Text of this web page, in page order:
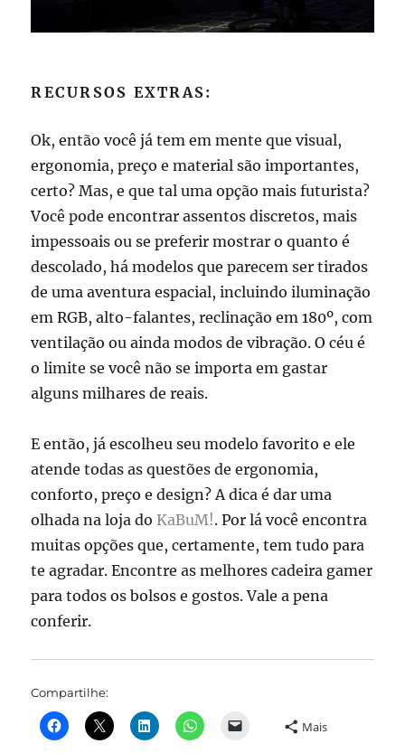
RECURSOS EXTRAS:
Ok, então você já tem em mente que visual,
ergonomia, preço e material são importantes,
certo? Mas, e que tal uma opção mais futurista?
Você pode encontrar assentos discretos, mais
impessoais ou se preferir mostrar o quanto é
descolado, há modelos que parecem ser tirados
de uma aventura espacial, incluindo iluminação
em RGB, alto-falantes, reclinação em 180º, com
ventilação ou ainda modos de vibração. O céu é
o limite se você não se importa em gastar
alguns milhares de reais.
E então, já escolheu seu modelo favorito e ele
atende todas as questões de ergonomia,
conforto, preço e design? A dica é dar uma
olhada na loja doKaBuM!. Por lá você encontra
muitas opções que, certamente, tem tudo para
te agradar. Encontre as melhores cadeira gamer
para todos os bolsos e gostos. Vale a pena
conferir.
Compartilhe:
Mais